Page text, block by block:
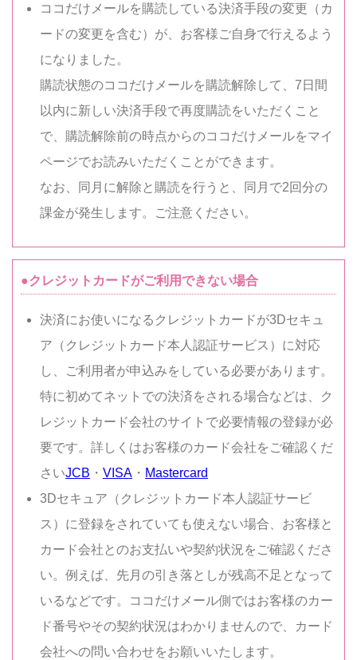
ココだけメールを購読している決済手段の変更（カ
ードの変更を含む）が、お客様ご自身で行えるよう
になりました。
購読状態のココだけメールを購読解除して、7日間
以内に新しい決済手段で再度購読をいただくこと
で、購読解除前の時点からのココだけメールをマイ
ページでお読みいただくことができます。
なお、同月に解除と購読を行うと、同月で2回分の
課金が発生します。ご注意ください。
●クレジットカードがご利用できない場合
決済にお使いになるクレジットカードが3Dセキュ
ア（クレジットカード本人認証サービス）に対応
し、ご利用者が申込みをしている必要があります。
特に初めてネットでの決済をされる場合などは、ク
レジットカード会社のサイトで必要情報の登録が必
要です。詳しくはお客様のカード会社をご確認くだ
さいJCB ・ VISA ・ Mastercard
3Dセキュア（クレジットカード本人認証サービ
ス）に登録をされていても使えない場合、お客様と
カード会社とのお支払いや契約状況をご確認くださ
い。例えば、先月の引き落としが残高不足となって
いるなどです。ココだけメール側ではお客様のカー
ド番号やその契約状況はわかりませんので、カード
会社への問い合わせをお願いいたします。